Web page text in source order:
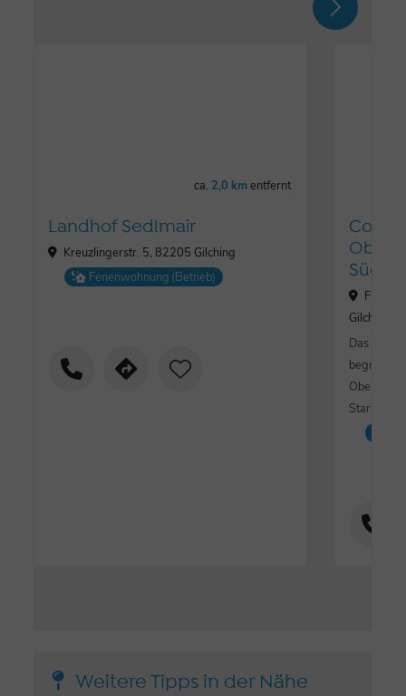
ca. 2,0 kmentfernt
Landhof Sedlmair
Kreuzlingerstr. 5, 82205 Gilching
Ferienwohnung (Betrieb)
Süd
Gilching
Das
begrüßt
Weitere Tipps in der Nähe